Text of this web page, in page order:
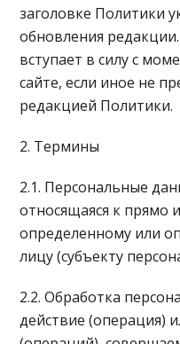
заголовке Политики
обновления
вступает в силу с
сайте, если иное не
редакцией Политики.
2. Термины
2.1. Персональные
относящаяся к прямо
определенному или
лицу (субъекту
2.2. Обработка
действие (операция)